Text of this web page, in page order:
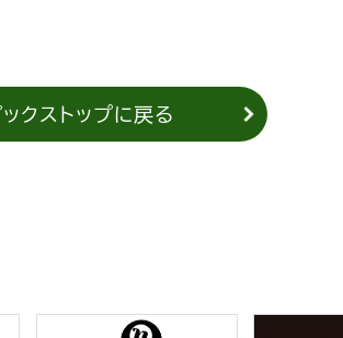
ックストップに戻る